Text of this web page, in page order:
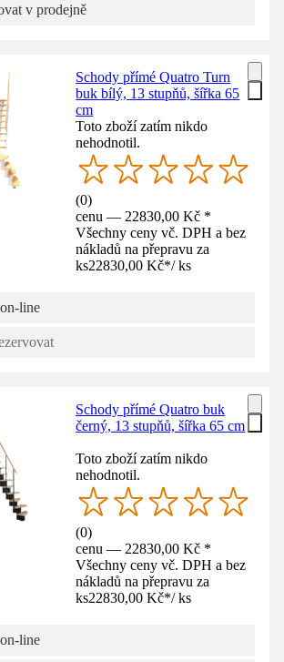
v prodejně
Schody přímé Quatro Turn
buk bílý, 13 stupňů, šířka 65
cm
Toto zboží zatím nikdo
nehodnotil.
(0)
cenu — 22830,00 Kč *
Všechny ceny vč. DPH a bez
nákladů na přepravu za
ks22830,00 Kč*/ ks
line
Schody přímé Quatro buk
černý, 13 stupňů, šířka 65 cm
Toto zboží zatím nikdo
nehodnotil.
(0)
cenu — 22830,00 Kč *
Všechny ceny vč. DPH a bez
nákladů na přepravu za
ks22830,00 Kč*/ ks
line